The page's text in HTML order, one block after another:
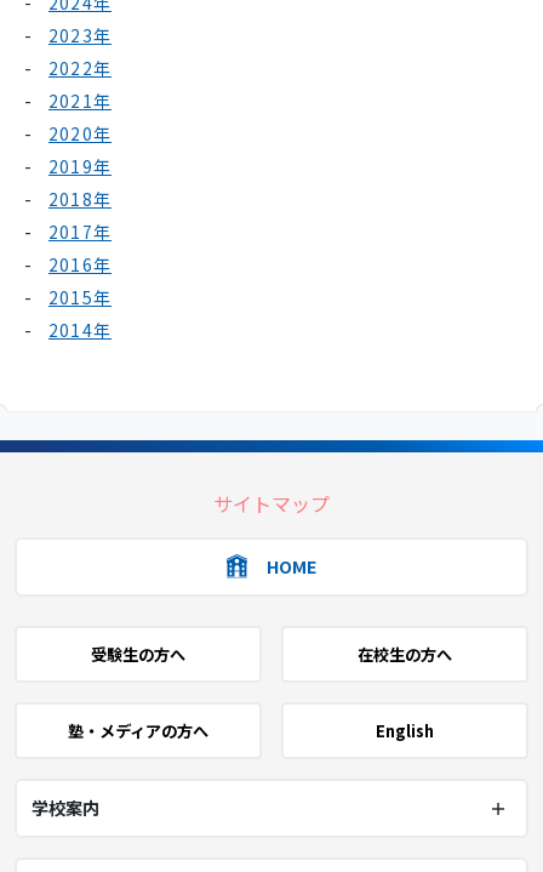
2023年
2022年
2021年
2020年
2019年
2018年
2017年
2016年
2015年
2014年
サイトマップ
HOME
受験生の方へ 在校生の方へ
塾・メディアの方へ English
学校案内